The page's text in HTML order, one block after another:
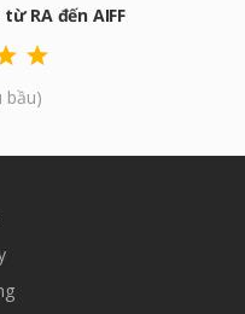
RA đến AIFF
bầu)